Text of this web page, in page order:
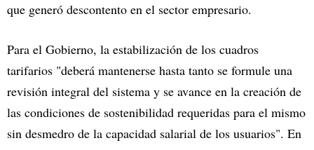
que generó descontento en el sector empresario.
Para el Gobierno, la estabilización de los cuadros
tarifarios "deberá mantenerse hasta tanto se formule una
revisión integral del sistema y se avance en la creación de
las condiciones de sostenibilidad requeridas para el mismo
sin desmedro de la capacidad salarial de los usuarios". En